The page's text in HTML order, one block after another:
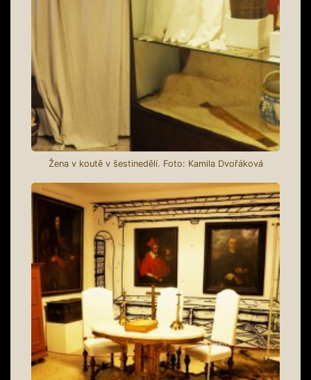
Žena v koutě v šestinedělí. Foto: Kamila Dvořáková